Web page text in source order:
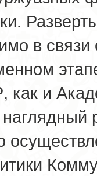
в связи
как и